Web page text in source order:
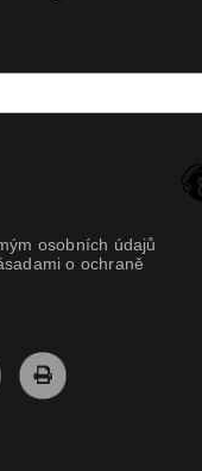
osobních údajů
o ochraně